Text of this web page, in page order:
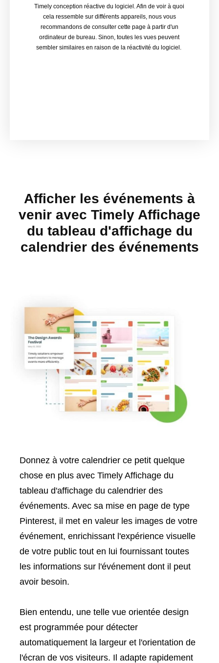
Timely conception réactive du logiciel. Afin de voir à quoi
cela ressemble sur différents appareils, nous vous
recommandons de consulter cette page à partir d'un
ordinateur de bureau. Sinon, toutes les vues peuvent
sembler similaires en raison de la réactivité du logiciel.
Afficher les événements à
venir avec Timely Affichage
du tableau d'affichage du
calendrier des événements
Donnez à votre calendrier ce petit quelque
chose en plus avec Timely Affichage du
tableau d'affichage du calendrier des
événements. Avec sa mise en page de type
Pinterest, il met en valeur les images de votre
événement, enrichissant l'expérience visuelle
de votre public tout en lui fournissant toutes
les informations sur l'événement dont il peut
avoir besoin.
Bien entendu, une telle vue orientée design
est programmée pour détecter
automatiquement la largeur et l'orientation de
l'écran de vos visiteurs. Il adapte rapidement